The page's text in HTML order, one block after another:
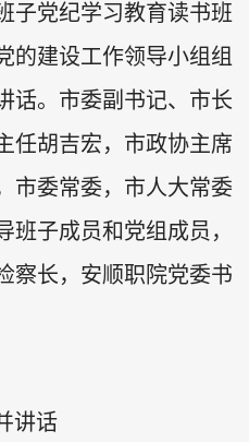
子党纪学习教育读书班
的建设工作领导小组组
话。市委副书记、市长
任胡吉宏，市政协主席
市委常委，市人大常委
班子成员和党组成员，
察长，安顺职院党委书
讲话